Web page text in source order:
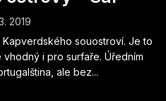
2019
souostroví. Je to
i pro surfaře. Úředním
ale bez...